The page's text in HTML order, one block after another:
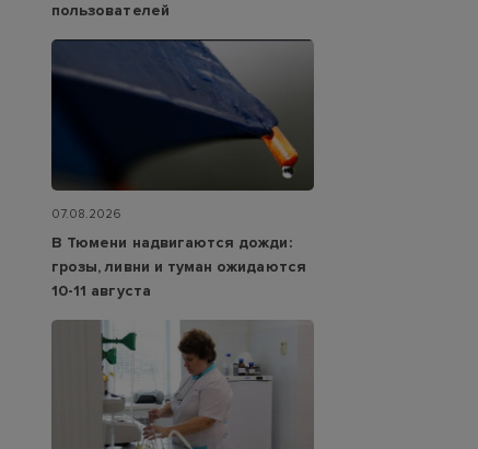
пользователей
07.08.2026
В Тюмени надвигаются дожди:
грозы, ливни и туман ожидаются
10-11 августа